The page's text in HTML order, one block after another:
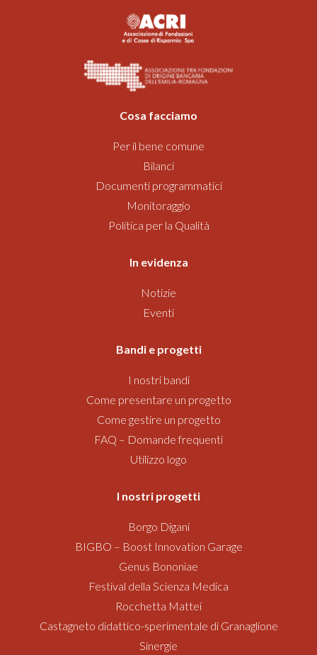
Cosa facciamo
Per il bene comune
Bilanci
Documenti programmatici
Monitoraggio
Politica per la Qualità
In evidenza
Notizie
Eventi
Bandi e progetti
I nostri bandi
Come presentare un progetto
Come gestire un progetto
FAQ – Domande frequenti
Utilizzo logo
I nostri progetti
Borgo Digani
BIGBO – Boost Innovation Garage
Genus Bononiae
Festival della Scienza Medica
Rocchetta Mattei
Castagneto didattico-sperimentale di Granaglione
Sinergie